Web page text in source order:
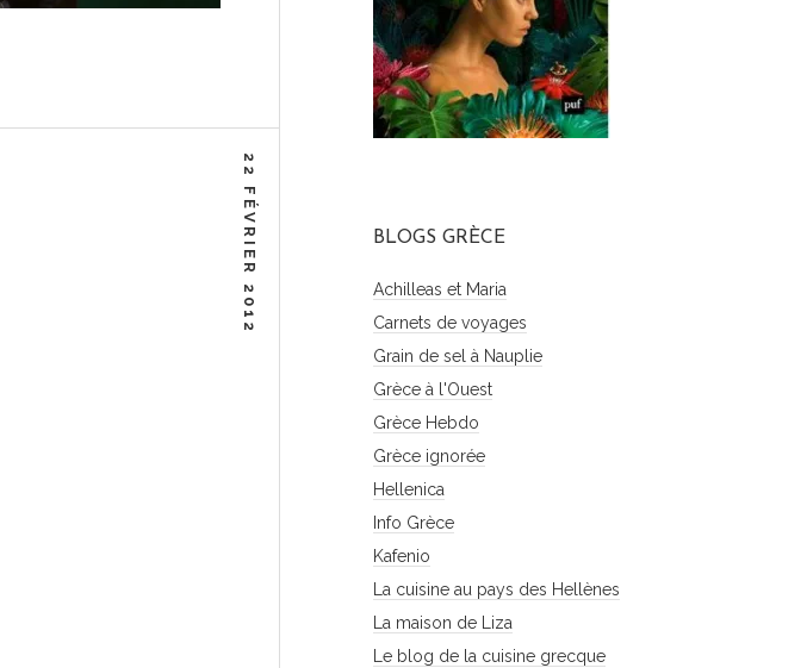
Linkedin
22 FÉVRIER 2012 BLOGS GRÈCE
Achilleas et Maria
Carnets de voyages
Grain de sel à Nauplie
Grèce à l'Ouest
Grèce Hebdo
Grèce ignorée
Hellenica
Info Grèce
Kafenio
La cuisine au pays des Hellènes
La maison de Liza
Le blog de la cuisine grecque